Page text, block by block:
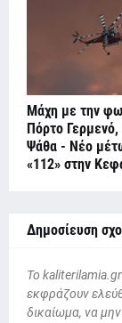
Μάχη με την
Πόρτο Γερμενό,
Ψάθα - Νέο
«112» στην
Δημοσίευση
To
εκφράζουν
δικαίωμα, να